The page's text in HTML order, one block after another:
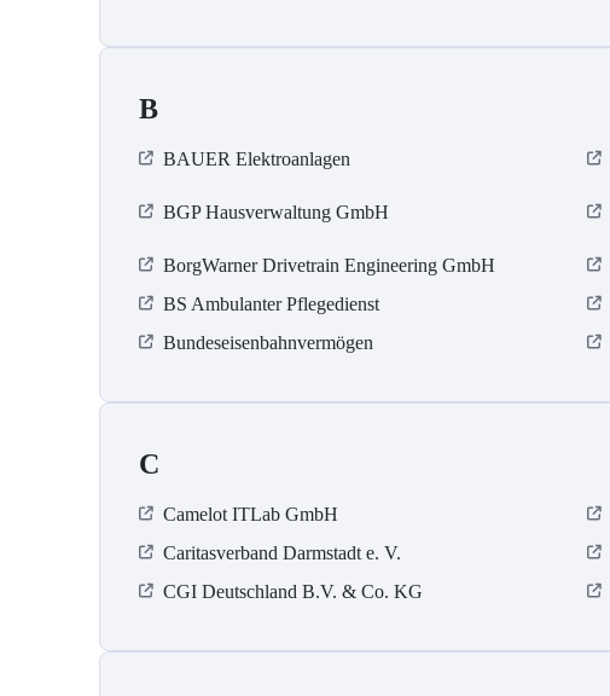
B
BAUER Elektroanlagen
BGP Hausverwaltung GmbH
BorgWarner Drivetrain Engineering GmbH
BS Ambulanter Pflegedienst
Bundeseisenbahnvermögen
C
Camelot ITLab GmbH
Caritasverband Darmstadt e. V.
CGI Deutschland B.V. & Co. KG